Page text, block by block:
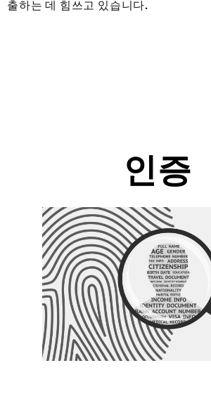
출하는 데 힘쓰고 있습니다.
인증